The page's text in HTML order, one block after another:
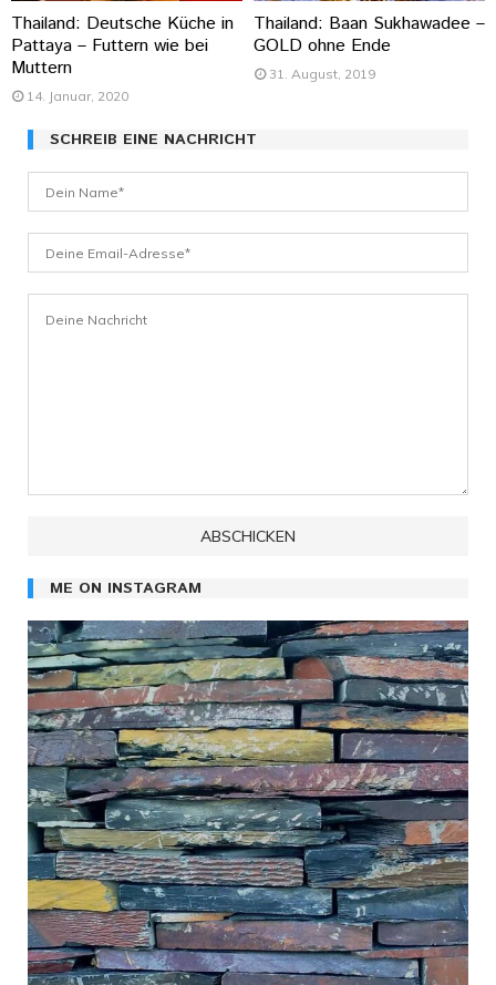
Thailand: Deutsche Küche in
Pattaya – Futtern wie bei
Muttern
14. Januar, 2020
Thailand: Baan Sukhawadee –
GOLD ohne Ende
31. August, 2019
SCHREIB EINE NACHRICHT
ME ON INSTAGRAM